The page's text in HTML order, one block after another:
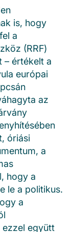
is, hogy
a
(RRF)
– értékelt a
európai
az
óriási
a
hogy a
le a politikus.
a
ezzel együtt